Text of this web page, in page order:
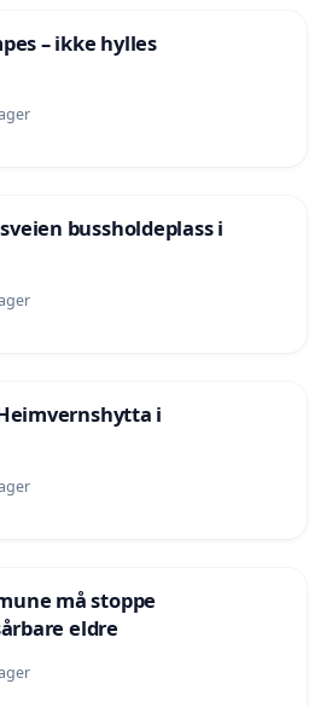
– ikke hylles
bussholdeplass i
i
må stoppe
eldre